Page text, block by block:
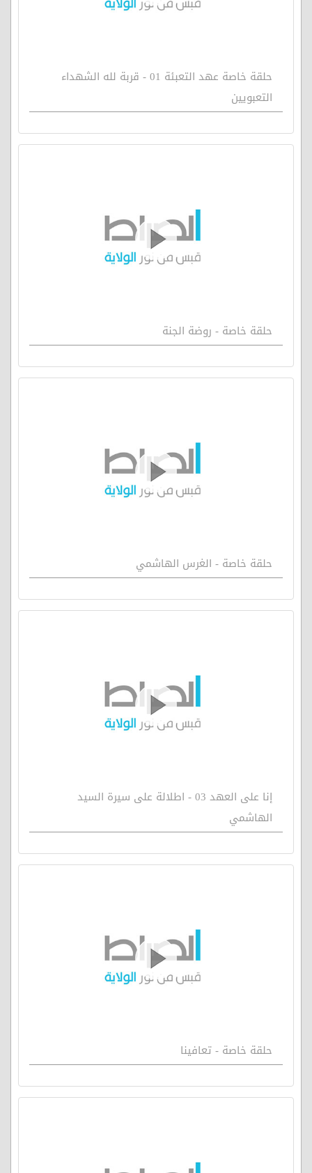
حلقة خاصة عهد التعبئة 01 - قربة لله الشهداء
التعبويين
حلقة خاصة - روضة الجنة
حلقة خاصة - الغرس الهاشمي
إنا على العهد 03 - اطلالة على سيرة السيد
الهاشمي
حلقة خاصة - تعافينا